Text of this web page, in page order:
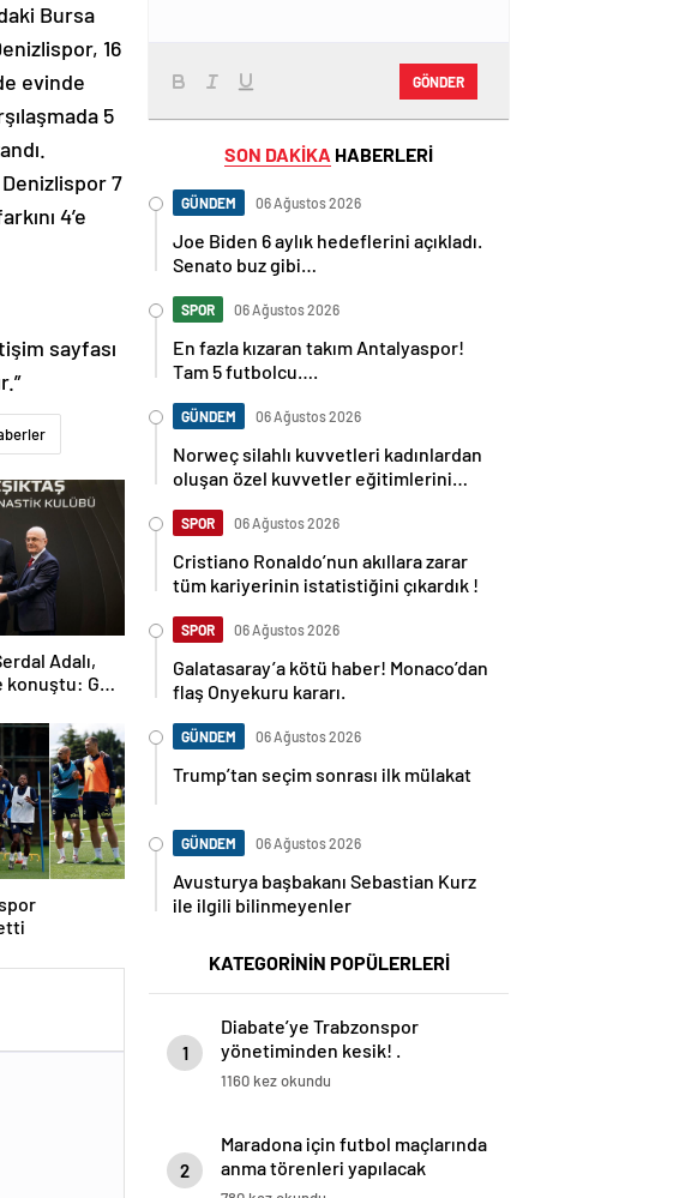
Bursa
16
evinde
5
7
4’e
sayfası
Adalı,
Gün
GÖNDER
SON DAKİKA HABERLERİ
GÜNDEM 06 Ağustos 2026
Joe Biden 6 aylık hedeflerini açıkladı.
Senato buz gibi…
SPOR 06 Ağustos 2026
En fazla kızaran takım Antalyaspor!
Tam 5 futbolcu….
GÜNDEM 06 Ağustos 2026
Norweç silahlı kuvvetleri kadınlardan
oluşan özel kuvvetler eğitimlerini
SPOR 06 Ağustos 2026
Cristiano Ronaldo’nun akıllara zarar
tüm kariyerinin istatistiğini çıkardık !
SPOR 06 Ağustos 2026
Galatasaray’a kötü haber! Monaco’dan
flaş Onyekuru kararı.
GÜNDEM 06 Ağustos 2026
Trump’tan seçim sonrası ilk mülakat
GÜNDEM 06 Ağustos 2026
Avusturya başbakanı Sebastian Kurz
ile ilgili bilinmeyenler
KATEGORİNİN POPÜLERLERİ
1
Diabate’ye Trabzonspor
yönetiminden kesik! .
1160 kez okundu
2
Maradona için futbol maçlarında
anma törenleri yapılacak